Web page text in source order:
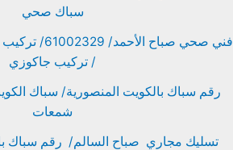
سباك صحي
فني صحي صباح
/ تركيب جاكوزي
شمعات